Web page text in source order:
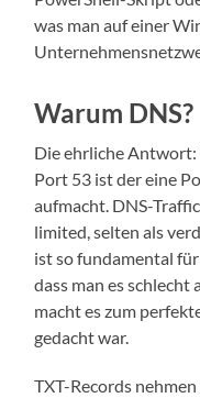
was man auf einer
Warum DNS?
Die ehrliche
Port 53 ist der eine
aufmacht. DNS-
limited, selten als
ist so fundamental
dass man es schlecht
macht es zum
gedacht war.
TXT-Records